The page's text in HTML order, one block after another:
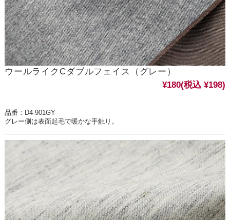
ウールライクCダブルフェイス（グレー）
¥180(税込 ¥198)
品番：D4-901GY
グレー側は表面起毛で暖かな手触り。